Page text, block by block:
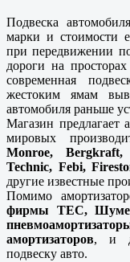
Подвеска
марки и стоимости
при передвижении
дороги на
современная
жестоким ямам
автомобиля раньше
Магазин предлагает
мировых
Monroe, Bergkraft,
Technic, Febi,
другие известные
Помимо
фирмы ТЕС,
амортизаторов, и
подвеску авто.